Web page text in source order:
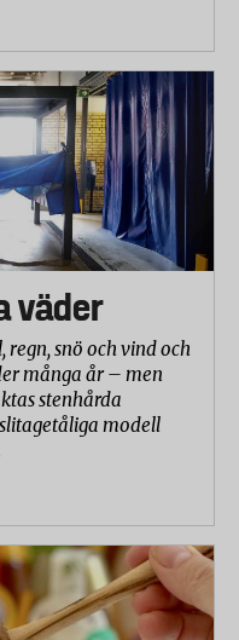
väder
regn, snö och vind och
många år – men
stenhårda
modell